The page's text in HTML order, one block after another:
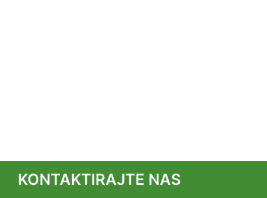
KONTAKTIRAJTE NAS